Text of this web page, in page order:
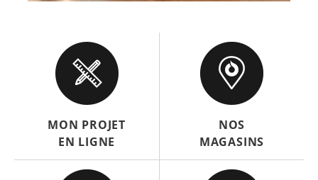
MON PROJET
EN LIGNE
NOS
MAGASINS